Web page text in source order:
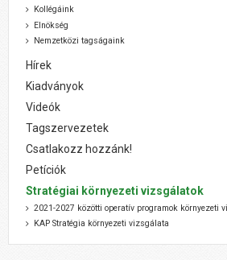
Kollégáink
Elnökség
Nemzetközi tagságaink
Hírek
Kiadványok
Videók
Tagszervezetek
Csatlakozz hozzánk!
Petíciók
Stratégiai környezeti vizsgálatok
2021-2027 közötti operatív programok környezeti
KAP Stratégia környezeti vizsgálata